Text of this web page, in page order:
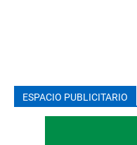
ESPACIO PUBLICITARIO